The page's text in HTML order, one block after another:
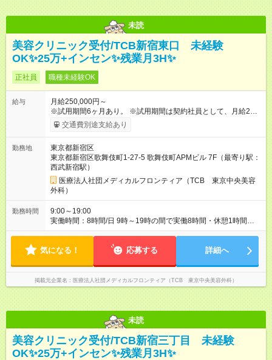
未読
美容クリニック受付/TCB新宿東口 未経験
OK✨️25万+インセン✨️残業月3H✨️
正社員 職種未経験OK
給与
月給250,000円～
※試用期間6ヶ月あり。 ※試用期間は契約社員として、月給22万
円＋各種手当となります。 ※想定年収には賞与+インセンティブ
を含みます。 ◆残業手当は1分単位で全額支給 【試用期間】試用
時と異なる部分があります。 雇用形態：中途採用（契約社員）
給与：月給 220,000円以上
交通費別途支給あり
勤務地
東京都新宿区
東京都新宿区歌舞伎町1-27-5 歌舞伎町APMビル 7F（最寄り駅：
西武新宿駅）
医療法人社団メディカルフロンティア（TCB 東京中央美容
外科）
勤務時間
9:00～19:00
実働時間：8時間/日 9時～19時の間で実働8時間・休憩1時間
【残業ほぼ無し！】 残業月平均3時間のため、ほぼ毎日定時で退
気になる！ 応募する 詳細へ
掲載元企業名 医療法人社団メディカルフロンティア（TCB 東京中央美容外科）
未読
美容クリニック受付/TCB新宿三丁目 未経験
OK✨️25万+インセン✨️残業月3H✨️